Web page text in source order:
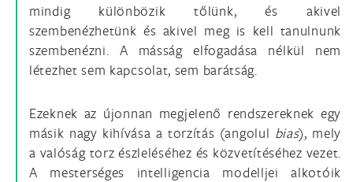
mindig különbözik tőlünk, és akivel
szembenézhetünk és akivel meg is kell tanulnunk
szembenézni. A másság elfogadása nélkül nem
létezhet sem kapcsolat, sem barátság.
Ezeknek az újonnan megjelenő rendszereknek egy
másik nagy kihívása a torzítás (angolul bias), mely
a valóság torz észleléséhez és közvetítéséhez vezet.
A mesterséges intelligencia modelljei alkotóik